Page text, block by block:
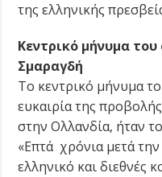
της ελληνικής
Κεντρικό μήνυμα
Σμαραγδή
Το κεντρικό μήνυμα
ευκαιρία της
στην Ολλανδία, ήταν
«Επτά χρόνια μετά
ελληνικό και διεθνές